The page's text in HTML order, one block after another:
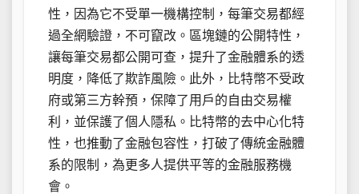
性，因為它不受單一機構控制，每筆交易都經
過全網驗證，不可竄改。區塊鏈的公開特性，
讓每筆交易都公開可查，提升了金融體系的透
明度，降低了欺詐風險。此外，比特幣不受政
府或第三方幹預，保障了用戶的自由交易權
利，並保護了個人隱私。比特幣的去中心化特
性，也推動了金融包容性，打破了傳統金融體
系的限制，為更多人提供平等的金融服務機
會。